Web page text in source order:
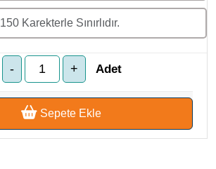
Adet
Sepete Ekle